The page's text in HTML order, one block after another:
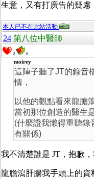
生意，又有打廣告的疑
本人已不在此站活動
24 第八位中醫師
0 0
moirey
這陣子聽了JT的錄音
情，
以他的觀點看來龍膽
當初那位創造的醫生
(什麼證我懶得重聽錄
有關係)
我不清楚誰是 JT，抱歉
龍膽瀉肝腸我手頭上的資